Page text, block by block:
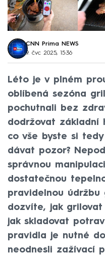
CNN Prima NEWS
9. čvc 2025, 15:36
Léto je v plném
oblíbená sezóna
pochutnali bez
dodržovat základní
co vše byste si
dávat pozor?
správnou
dostatečnou
pravidelnou údržbu
dozvíte, jak
jak skladovat
pravidla je nutné
neodnesli zažívací